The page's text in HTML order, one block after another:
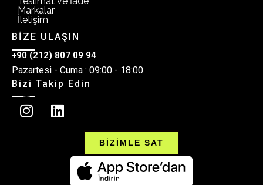
Markalar
İletişim
BİZE ULAŞIN
+90 (212) 807 09 94
Pazartesi - Cuma : 09:00 - 18:00
Bizi Takip Edin
BİZİMLE SAT